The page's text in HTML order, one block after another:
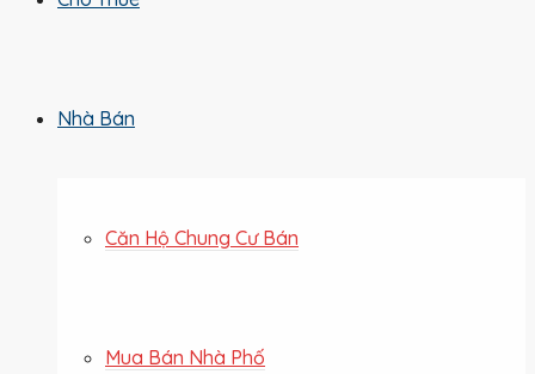
Nhà Bán
Căn Hộ Chung Cư Bán
Mua Bán Nhà Phố